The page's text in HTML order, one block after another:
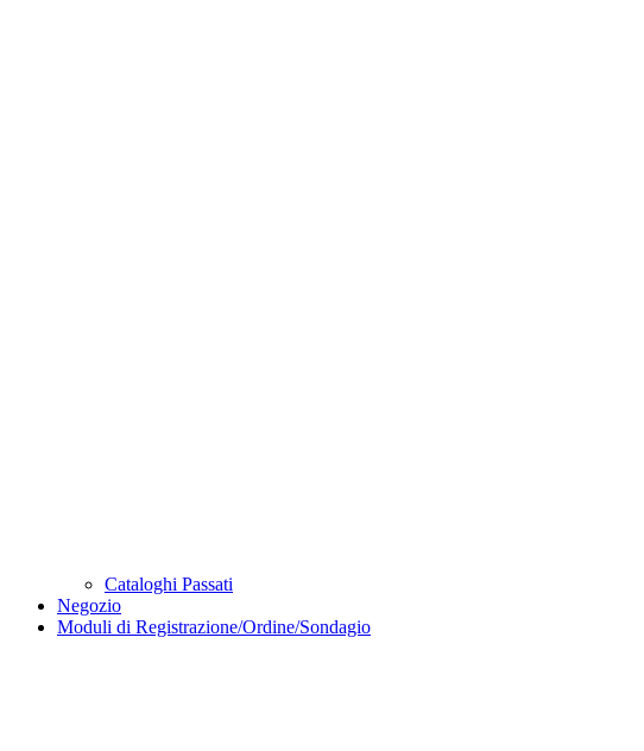
Cataloghi Passati
Negozio
Moduli di Registrazione/Ordine/Sondagio